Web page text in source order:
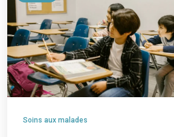
Soins aux malades